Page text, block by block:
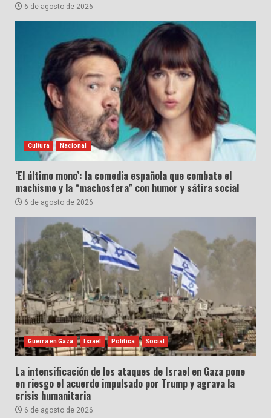
6 de agosto de 2026
Cultura Nacional
‘El último mono’: la comedia española que combate el
machismo y la “machosfera” con humor y sátira social
6 de agosto de 2026
Guerra en Gaza Israel Política Social
La intensificación de los ataques de Israel en Gaza pone
en riesgo el acuerdo impulsado por Trump y agrava la
crisis humanitaria
6 de agosto de 2026